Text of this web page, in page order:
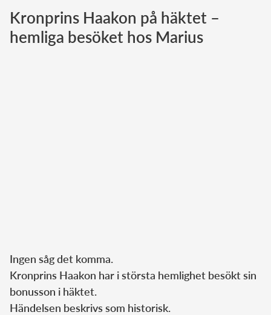
Norska kungahuset
Danska kungahuset
Kronprins Haakon på häktet –
hemliga besöket hos Marius
Ingen såg det komma.
Kronprins Haakon har i största hemlighet besökt sin
bonusson i häktet.
Händelsen beskrivs som historisk.